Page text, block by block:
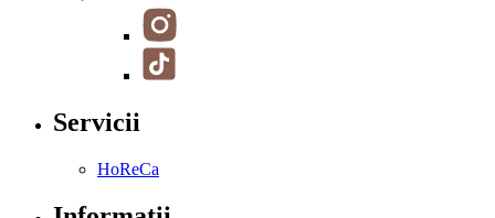
Servicii
HoReCa